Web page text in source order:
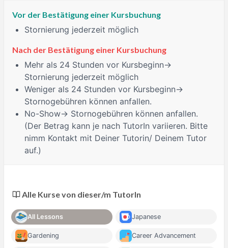
Vor der Bestätigung einer Kursbuchung
Stornierung jederzeit möglich
Nach der Bestätigung einer Kursbuchung
Mehr als 24 Stunden vor Kursbeginn→
Stornierung jederzeit möglich
Weniger als 24 Stunden vor Kursbeginn→
Stornogebühren können anfallen.
No-Show→ Stornogebühren können anfallen.
(Der Betrag kann je nach TutorIn variieren. Bitte
nimm Kontakt mit Deiner Tutorin/ Deinem Tutor
auf.)
Alle Kurse von dieser/m TutorIn
All Lessons Japanese
Gardening Career Advancement